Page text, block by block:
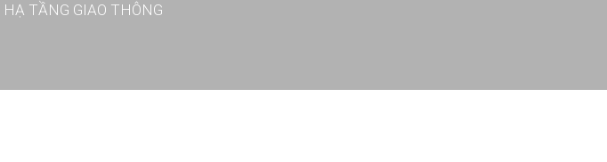
HẠ TẦNG GIAO THÔNG